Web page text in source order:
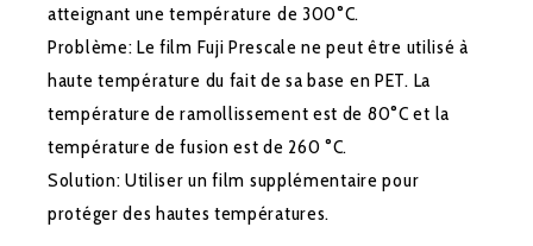
atteignant une température de 300°C.
Problème: Le film Fuji Prescale ne peut être utilisé à
haute température du fait de sa base en PET. La
température de ramollissement est de 80°C et la
température de fusion est de 260 °C.
Solution: Utiliser un film supplémentaire pour
protéger des hautes températures.